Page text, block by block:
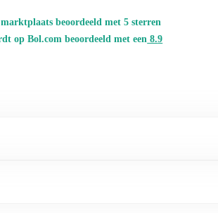
beoordeeld met 5 sterren
op Bol.com beoordeeld met een 8.9